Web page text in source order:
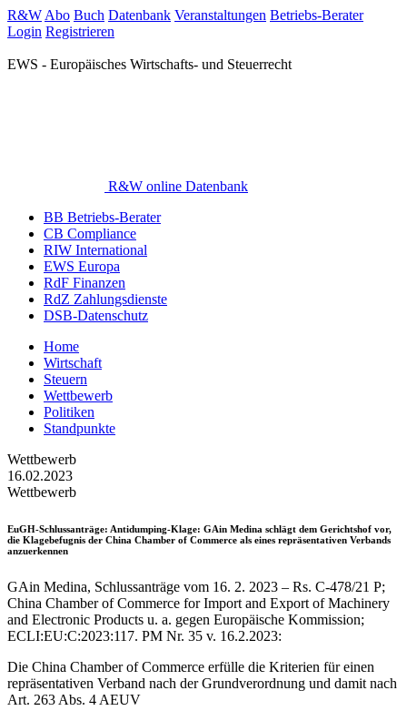
R&W Abo Buch Datenbank Veranstaltungen Betriebs-Berater
Login Registrieren
EWS - Europäisches Wirtschafts- und Steuerrecht
R&W online Datenbank
BB Betriebs-Berater
CB Compliance
RIW International
EWS Europa
RdF Finanzen
RdZ Zahlungsdienste
DSB-Datenschutz
Home
Wirtschaft
Steuern
Wettbewerb
Politiken
Standpunkte
Wettbewerb
16.02.2023
Wettbewerb
EuGH-Schlussanträge: Antidumping-Klage: GAin Medina schlägt dem Gerichtshof vor,
die Klagebefugnis der China Chamber of Commerce als eines repräsentativen Verbands
anzuerkennen
GAin Medina, Schlussanträge vom 16. 2. 2023 – Rs. C-478/21 P;
China Chamber of Commerce for Import and Export of Machinery
and Electronic Products u. a. gegen Europäische Kommission;
ECLI:EU:C:2023:117. PM Nr. 35 v. 16.2.2023:
Die China Chamber of Commerce erfülle die Kriterien für einen
repräsentativen Verband nach der Grundverordnung und damit nach
Art. 263 Abs. 4 AEUV